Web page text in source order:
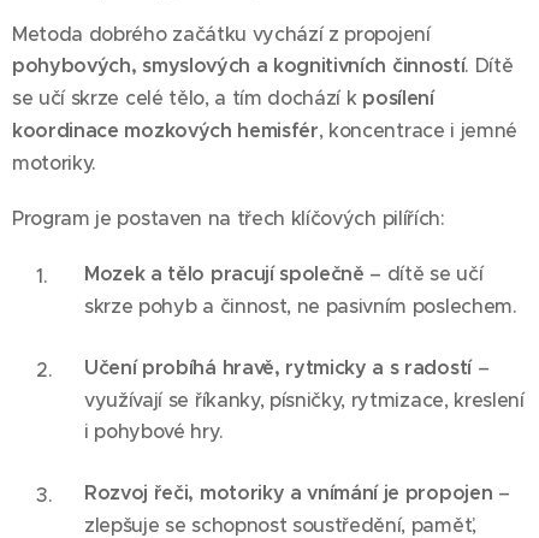
Metoda dobrého začátku vychází z propojení
pohybových, smyslových a kognitivních činností. Dítě
se učí skrze celé tělo, a tím dochází k posílení
koordinace mozkových hemisfér, koncentrace i jemné
motoriky.
Program je postaven na třech klíčových pilířích:
Mozek a tělo pracují společně – dítě se učí
skrze pohyb a činnost, ne pasivním poslechem.
Učení probíhá hravě, rytmicky a s radostí–
využívají se říkanky, písničky, rytmizace, kreslení
i pohybové hry.
Rozvoj řeči, motoriky a vnímání je propojen –
zlepšuje se schopnost soustředění, paměť,